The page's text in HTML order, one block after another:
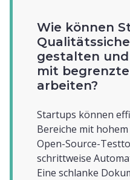
Wie können
gestalten
mit
arbeiten?
Startups können
Bereiche mit
Open-Source-
schrittweise
Eine schlanke